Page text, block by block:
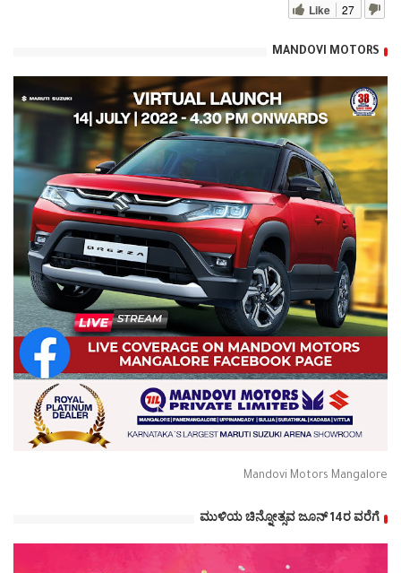
Like 27
MANDOVI MOTORS
Mandovi Motors Mangalore
ಮುಳಿಯ ಚಿನ್ನೋತ್ಸವ ಜೂನ್ 14ರ ವರೆಗೆ